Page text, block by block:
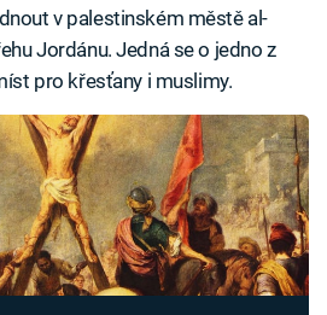
v palestinském městě al-
Jordánu. Jedná se o jedno z
pro křesťany i muslimy.